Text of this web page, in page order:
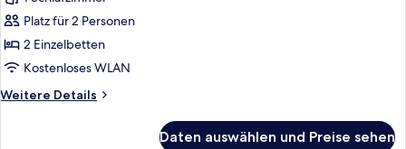
Zimmer,
2 Einzelbetten
anzeigen
Platz für 2 Personen
2 Einzelbetten
Kostenloses WLAN
Weitere Details
Weitere
Daten auswählen und Preise sehen